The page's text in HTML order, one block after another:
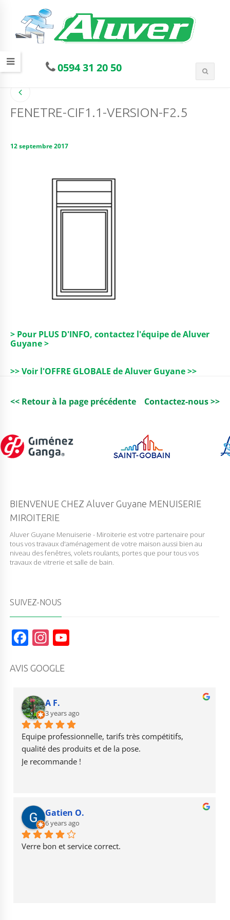
0594 31 20 50
FENETRE-CIF1.1-VERSION-F2.5
12 septembre 2017
> Pour PLUS D'INFO, contactez l'équipe de Aluver
Guyane >
>> Voir l'OFFRE GLOBALE de Aluver Guyane >>
<< Retour à la page précédente Contactez-nous >>
BIENVENUE CHEZ Aluver Guyane MENUISERIE
MIROITERIE
Aluver Guyane Menuiserie - Miroiterie est votre partenaire pour
tous vos travaux d'aménagement de votre maison aussi bien au
niveau des fenêtres, volets roulants, portes que pour tous vos
travaux de vitrerie et salle de bain.
SUIVEZ-NOUS
F
a
c
b
o
o
k
In
st
a
r
a
m
b
e
AVIS GOOGLE
A F.
3 years ago
Equipe professionnelle, tarifs très compétitifs,
qualité des produits et de la pose.
Je recommande !
Gatien O.
6 years ago
Verre bon et service correct.